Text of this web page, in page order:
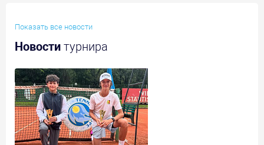
Показать все новости
Новости турнира